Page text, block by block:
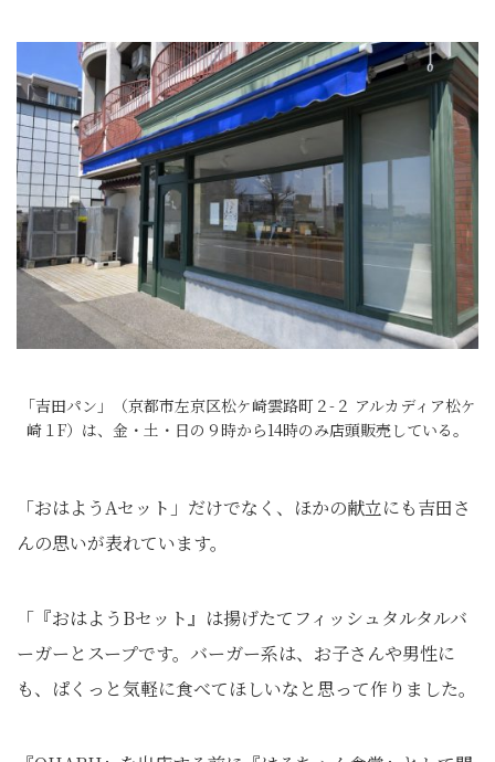
「吉田パン」（京都市左京区松ケ崎雲路町２-２ アルカディア松ケ
崎１F）は、金・土・日の９時から14時のみ店頭販売している。
「おはようAセット」だけでなく、ほかの献立にも吉田さ
んの思いが表れています。
「『おはようBセット』は揚げたてフィッシュタルタルバ
ーガーとスープです。バーガー系は、お子さんや男性に
も、ぱくっと気軽に食べてほしいなと思って作りました。